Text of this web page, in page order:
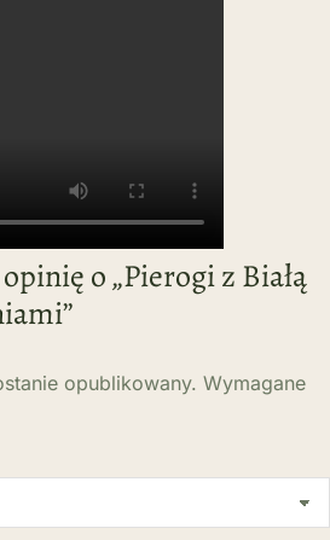
o „Pierogi z Białą
opublikowany. Wymagane